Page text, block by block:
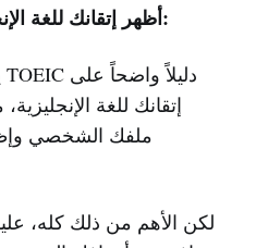
أظهر إتقانك للغة الإنجليزية في ملفك الشخصي:
إتقانك للغة
ملفك الشخصي
لكن الأهم من ذلك كله،